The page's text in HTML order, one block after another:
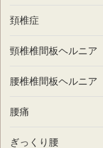
頚椎症
頸椎椎間板ヘルニア
腰椎椎間板ヘルニア
腰痛
ぎっくり腰